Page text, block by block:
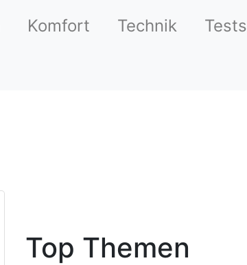
Komfort Technik
Tests
Top Themen